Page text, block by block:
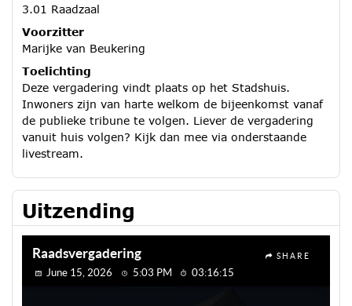
3.01 Raadzaal
Voorzitter
Marijke van Beukering
Toelichting
Deze vergadering vindt plaats op het Stadshuis.
Inwoners zijn van harte welkom de bijeenkomst vanaf
de publieke tribune te volgen. Liever de vergadering
vanuit huis volgen? Kijk dan mee via onderstaande
livestream.
Uitzending